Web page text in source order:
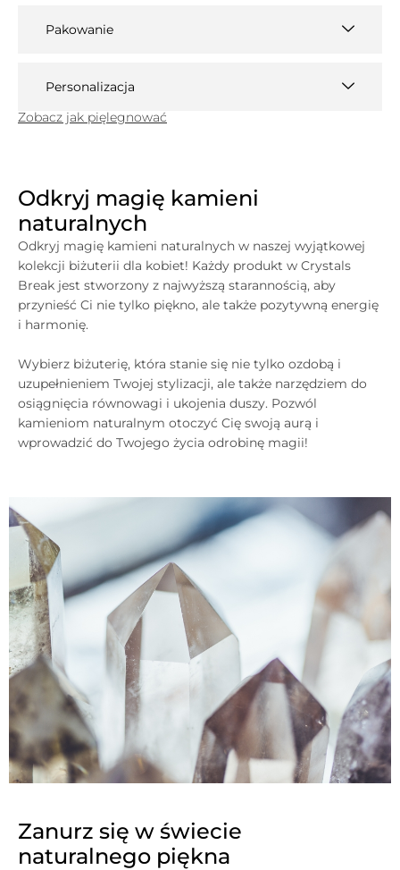
Pakowanie
Personalizacja
Zobacz jak pięlegnować
Odkryj magię kamieni
naturalnych
Odkryj magię kamieni naturalnych w naszej wyjątkowej
kolekcji biżuterii dla kobiet! Każdy produkt w Crystals
Break jest stworzony z najwyższą starannością, aby
przynieść Ci nie tylko piękno, ale także pozytywną energię
i harmonię.
Wybierz biżuterię, która stanie się nie tylko ozdobą i
uzupełnieniem Twojej stylizacji, ale także narzędziem do
osiągnięcia równowagi i ukojenia duszy. Pozwól
kamieniom naturalnym otoczyć Cię swoją aurą i
wprowadzić do Twojego życia odrobinę magii!
Zanurz się w świecie
naturalnego piękna